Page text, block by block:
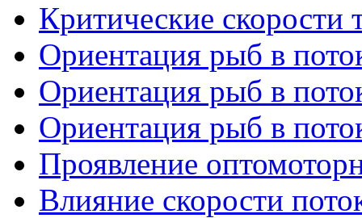
Критические скорости
Ориентация рыб в
Ориентация рыб в
Ориентация рыб в
Проявление
Влияние скорости